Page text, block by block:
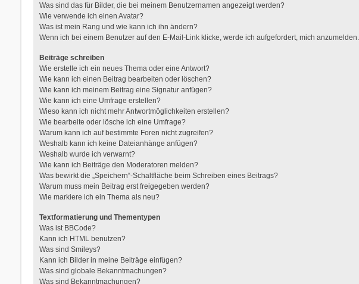
Was sind das für Bilder, die bei meinem Benutzernamen angezeigt werden?
Wie verwende ich einen Avatar?
Was ist mein Rang und wie kann ich ihn ändern?
Wenn ich bei einem Benutzer auf den E-Mail-Link klicke, werde ich aufgefordert, mich anzumelden.
Beiträge schreiben
Wie erstelle ich ein neues Thema oder eine Antwort?
Wie kann ich einen Beitrag bearbeiten oder löschen?
Wie kann ich meinem Beitrag eine Signatur anfügen?
Wie kann ich eine Umfrage erstellen?
Wieso kann ich nicht mehr Antwortmöglichkeiten erstellen?
Wie bearbeite oder lösche ich eine Umfrage?
Warum kann ich auf bestimmte Foren nicht zugreifen?
Weshalb kann ich keine Dateianhänge anfügen?
Weshalb wurde ich verwarnt?
Wie kann ich Beiträge den Moderatoren melden?
Was bewirkt die „Speichern“-Schaltfläche beim Schreiben eines Beitrags?
Warum muss mein Beitrag erst freigegeben werden?
Wie markiere ich ein Thema als neu?
Textformatierung und Thementypen
Was ist BBCode?
Kann ich HTML benutzen?
Was sind Smileys?
Kann ich Bilder in meine Beiträge einfügen?
Was sind globale Bekanntmachungen?
Was sind Bekanntmachungen?